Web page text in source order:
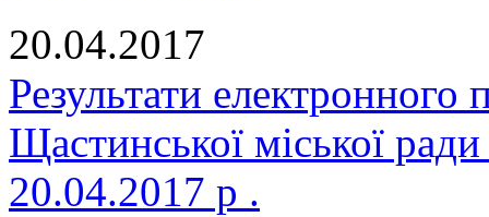
20.04.2017
Результати електронного
Щастинської міської
20.04.2017 р .